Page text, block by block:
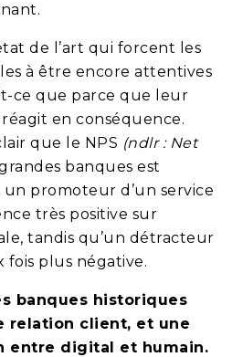
de l’art qui forcent les
à être encore attentives
ce que parce que leur
en conséquence.
que le NPS (ndlr : Net
banques est
promoteur d’un service
très positive sur
tandis qu’un détracteur
plus négative.
banques historiques
relation client, et une
entre digital et humain.